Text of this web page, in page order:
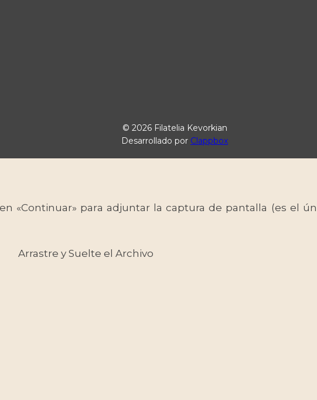
© 2026 Filatelia Kevorkian
Desarrollado por Clappbox
«Continuar» para adjuntar la captura de pantalla (es el
Arrastre y Suelte el Archivo